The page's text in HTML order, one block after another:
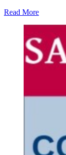
Read More